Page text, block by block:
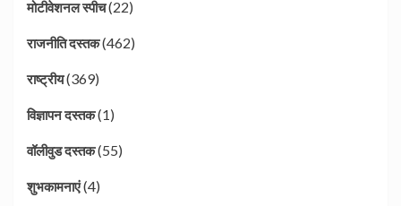
मोटीवेशनल स्पीच(22)
राजनीति दस्तक(462)
राष्ट्रीय(369)
विज्ञापन दस्तक(1)
वॉलीवुड दस्तक(55)
शुभकामनाएं(4)